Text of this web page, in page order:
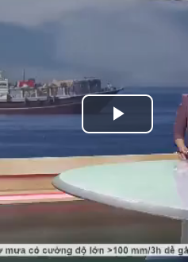
Play
Video